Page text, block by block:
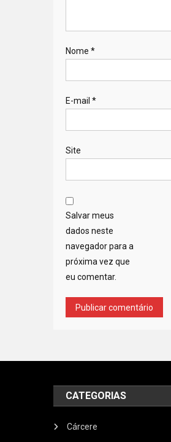
Nome *
E-mail *
Site
Salvar meus
dados neste
navegador para a
próxima vez que
eu comentar.
CATEGORIAS
Cárcere